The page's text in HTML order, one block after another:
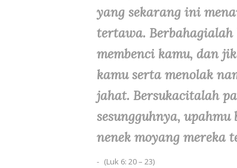
yang sekarang ini
tertawa.
membenci kamu, dan
kamu serta menolak
jahat. Bersukacitalah
sesungguhnya,
nenek moyang mereka
(Luk 6: 20 – 23)